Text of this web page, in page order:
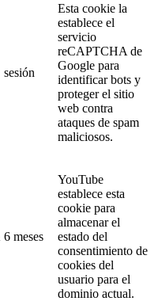
sesión
Esta cookie la
establece el
servicio
reCAPTCHA de
Google para
identificar bots y
proteger el sitio
web contra
ataques de spam
maliciosos.
6 meses
YouTube
establece esta
cookie para
almacenar el
estado del
consentimiento de
cookies del
usuario para el
dominio actual.